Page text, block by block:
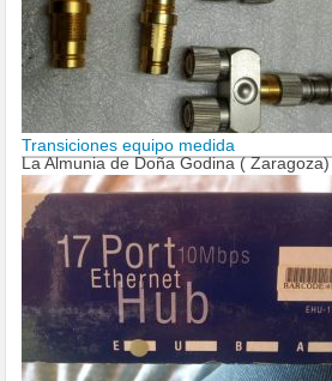
Transiciones equipo medida
La Almunia de Doña Godina ( Zaragoza)